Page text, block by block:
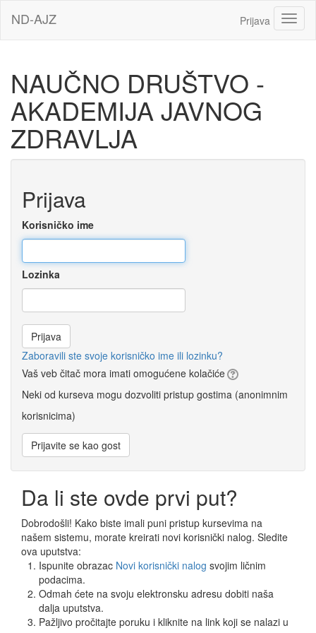
ND-AJZ Prijava
NAUČNO DRUŠTVO -
AKADEMIJA JAVNOG
ZDRAVLJA
za
kreiranje
novog
korisničkog
Prijava
Korisničko ime
Lozinka
Zaboravili ste svoje korisničko ime ili lozinku?
Vaš veb čitač mora imati omogućene kolačiće
Neki od kurseva mogu dozvoliti pristup gostima (anonimnim
korisnicima)
Da li ste ovde prvi put?
Dobrodošli! Kako biste imali puni pristup kursevima na
našem sistemu, morate kreirati novi korisnički nalog. Sledite
ova uputstva:
Ispunite obrazac Novi korisnički nalog svojim ličnim
podacima.
Odmah ćete na svoju elektronsku adresu dobiti naša
dalja uputstva.
Pažljivo pročitajte poruku i kliknite na link koji se nalazi u